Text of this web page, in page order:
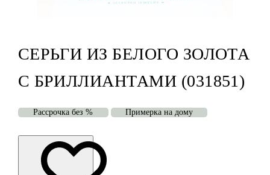
СЕРЬГИ ИЗ БЕЛОГО ЗОЛОТА
С БРИЛЛИАНТАМИ (031851)
Рассрочка без % Примерка на дому